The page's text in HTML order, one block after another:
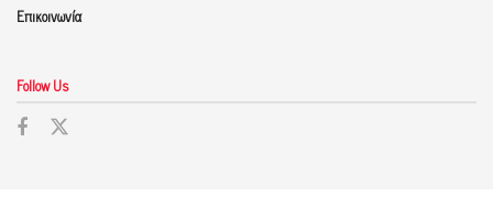
Επικοινωνία
Follow Us